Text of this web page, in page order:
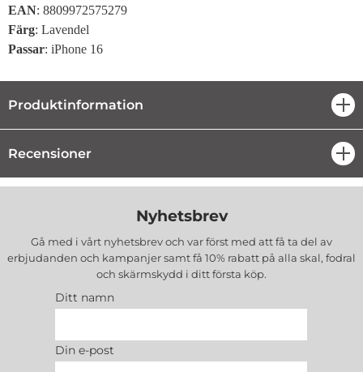
EAN: 8809972575279
Färg: Lavendel
Passar: iPhone 16
Produktinformation
Recensioner
Nyhetsbrev
Gå med i vårt nyhetsbrev och var först med att få ta del av
erbjudanden och kampanjer samt få 10% rabatt på alla skal, fodral
och skärmskydd i ditt första köp.
Ditt namn
Din e-post